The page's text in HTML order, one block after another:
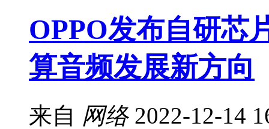
OPPO发布自研芯
算音频发展新方向
来自 网络 2022-12-14